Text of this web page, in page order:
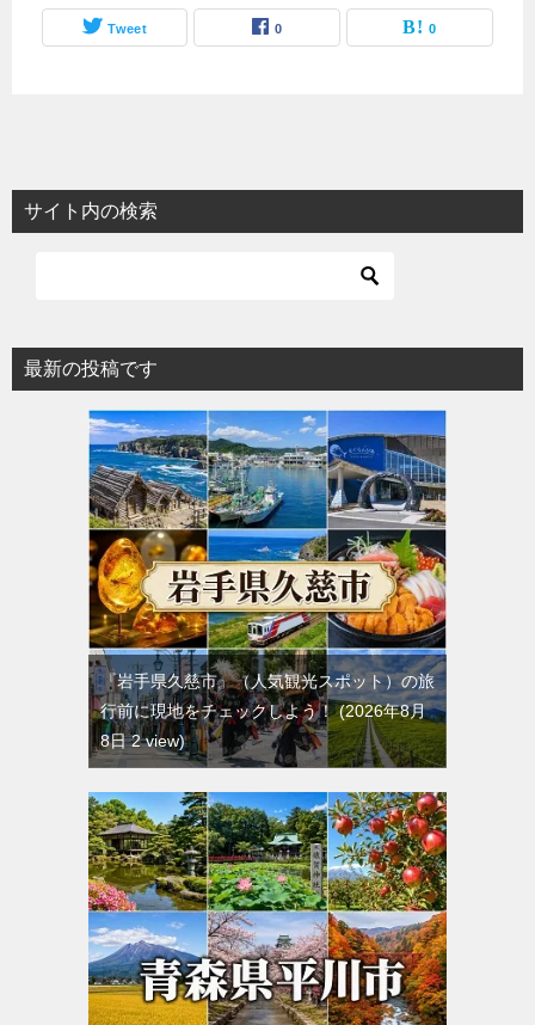
Tweet 0 0
サイト内の検索
最新の投稿です
『岩手県久慈市』（人気観光スポット）の旅
行前に現地をチェックしよう！ 2026年8月
8日 2 view